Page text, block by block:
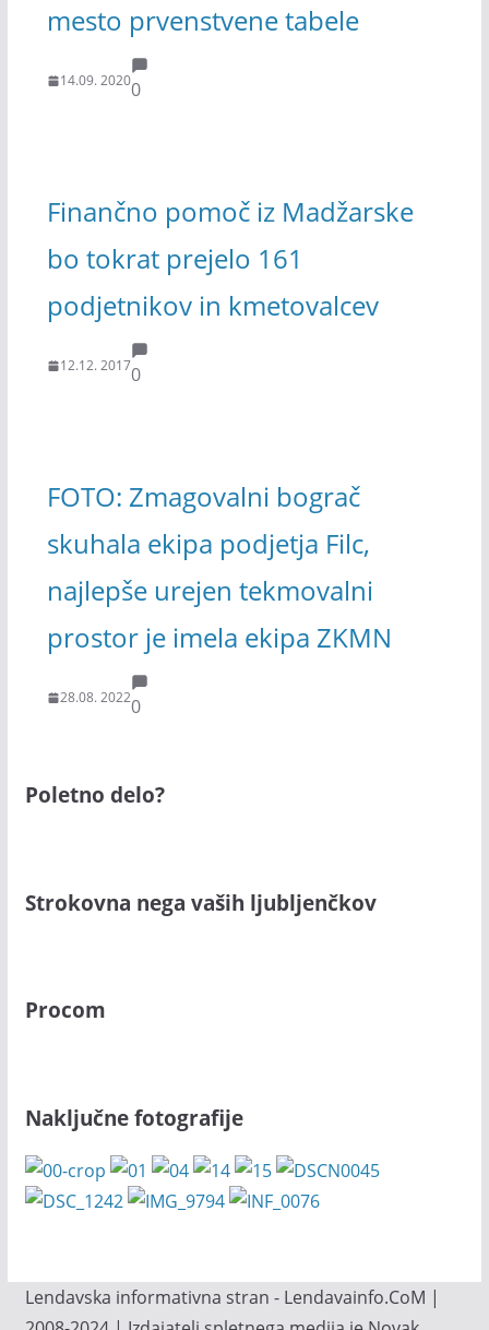
mesto prvenstvene tabele
14.09. 20200
Finančno pomoč iz Madžarske
bo tokrat prejelo 161
podjetnikov in kmetovalcev
12.12. 20170
FOTO: Zmagovalni bograč
skuhala ekipa podjetja Filc,
najlepše urejen tekmovalni
prostor je imela ekipa ZKMN
28.08. 20220
Poletno delo?
Strokovna nega vaših ljubljenčkov
Procom
Naključne fotografije
Lendavska informativna stran - Lendavainfo.CoM |